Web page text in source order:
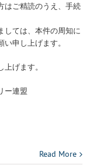
はご精読のうえ、手続
しては、本件の周知に
申し上げます。
げます。
ー連盟
Read More